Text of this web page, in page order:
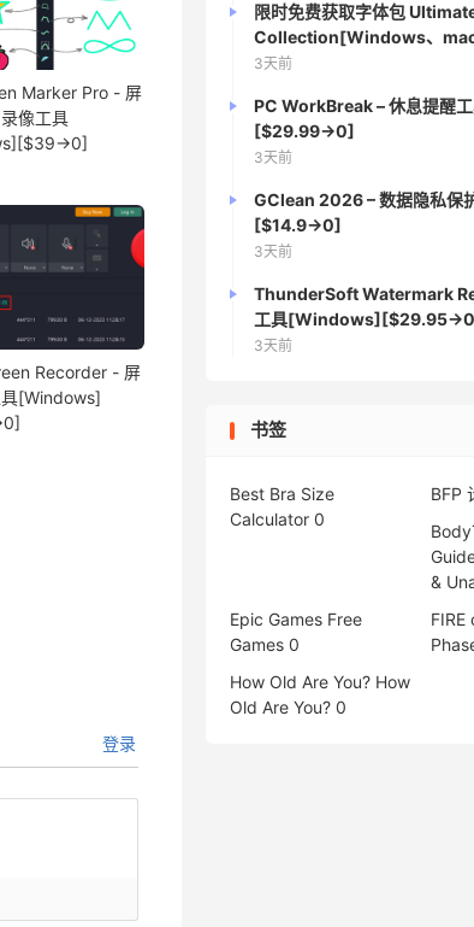
Marker Pro - 屏
像工具
Recorder - 屏
[Windows]
登录
限时免费获取字体包
Collection[Windows、
3天前
PC WorkBreak – 休息提醒
[$29.99→0]
3天前
GClean 2026 – 数据隐私
[$14.9→0]
3天前
ThunderSoft Watermark
工具
3天前
书签
Best Bra Size
Calculator 0
BFP
&
Epic Games Free
Games 0
How Old Are You? How
Old Are You? 0